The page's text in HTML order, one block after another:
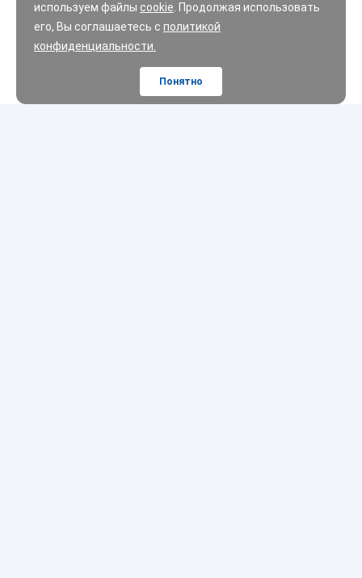
используем файлы cookie . Продолжая использовать
его, Вы соглашаетесь с политикой
конфиденциальности.
Понятно